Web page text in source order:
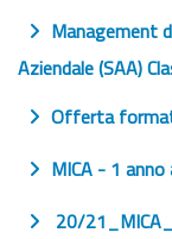
Management
Aziendale (SAA)
Offerta
MICA - 1
20/